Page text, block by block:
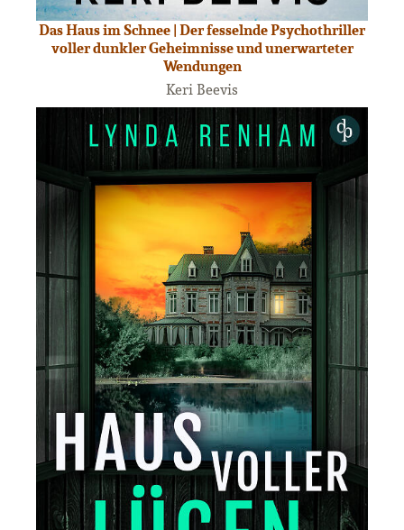
Das Haus im Schnee | Der fesselnde Psychothriller
voller dunkler Geheimnisse und unerwarteter
Wendungen
Keri Beevis